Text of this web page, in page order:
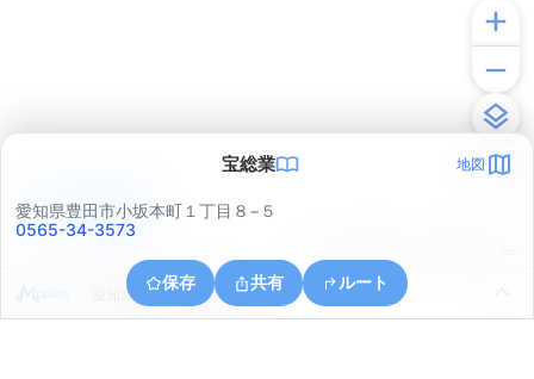
宝総業 地図
愛知県豊田市小坂本町１丁目８−５
0565-34-3573
保存 共有 ルート
愛知県豊田市長興寺４丁目
アプリで見る